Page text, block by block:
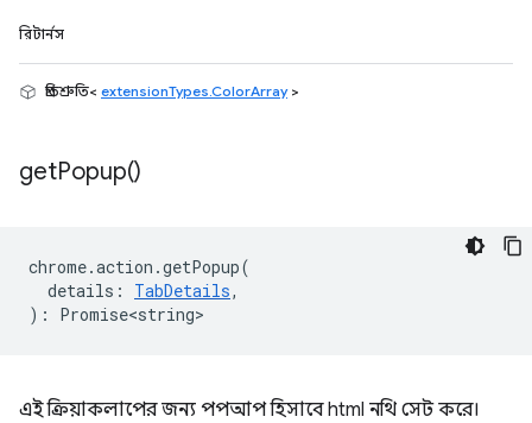
রিটার্নস
প্রতিশ্রুতি< extensionTypes.ColorArray>
getPopup()
chrome.action .getPopup(
details : TabDetails,
) : Promise<string>
এই ক্রিয়াকলাপের জন্য পপআপ হিসাবে html নথি সেট করে।